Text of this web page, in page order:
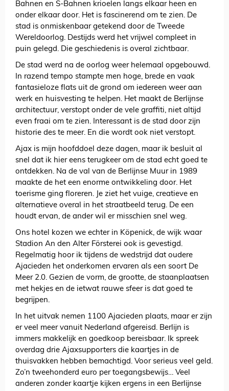
Bahnen en S-Bahnen krioelen langs elkaar heen en
onder elkaar door. Het is fascinerend om te zien. De
stad is onmiskenbaar getekend door de Tweede
Wereldoorlog. Destijds werd het vrijwel compleet in
puin gelegd. Die geschiedenis is overal zichtbaar.
De stad werd na de oorlog weer helemaal opgebouwd.
In razend tempo stampte men hoge, brede en vaak
fantasieloze flats uit de grond om iedereen weer aan
werk en huisvesting te helpen. Het maakt de Berlijnse
architectuur, verstopt onder de vele graffiti, niet altijd
even fraai om te zien. Interessant is de stad door zijn
historie des te meer. En die wordt ook niet verstopt.
Ajax is mijn hoofddoel deze dagen, maar ik besluit al
snel dat ik hier eens terugkeer om de stad echt goed te
ontdekken. Na de val van de Berlijnse Muur in 1989
maakte de het een enorme ontwikkeling door. Het
toerisme ging floreren. Je ziet het vuige, creatieve en
alternatieve overal in het straatbeeld terug. De een
houdt ervan, de ander wil er misschien snel weg.
Ons hotel kozen we echter in Köpenick, de wijk waar
Stadion An den Alter Försterei ook is gevestigd.
Regelmatig hoor ik tijdens de wedstrijd dat oudere
Ajacieden het onderkomen ervaren als een soort De
Meer 2.0. Gezien de vorm, de grootte, de staanplaatsen
met hekjes en de ietwat rauwe sfeer is dat goed te
begrijpen.
In het uitvak nemen 1100 Ajacieden plaats, maar er zijn
er veel meer vanuit Nederland afgereisd. Berlijn is
immers makkelijk en goedkoop bereisbaar. Ik spreek
overdag drie Ajaxsupporters die kaartjes in de
thuisvakken hebben bemachtigd. Voor serieus veel geld.
Zo’n tweehonderd euro per toegangsbewijs… Veel
anderen zonder kaartje kijken ergens in een Berlijnse